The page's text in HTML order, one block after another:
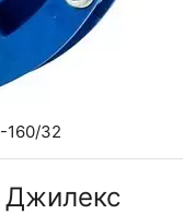
160/32
Джилекс